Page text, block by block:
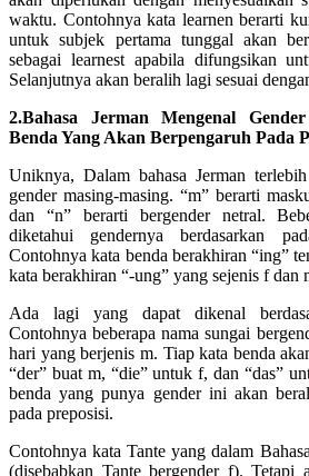
waktu. Contohnya kata learnen berarti
untuk subjek pertama tunggal akan
sebagai learnest apabila difungsikan
Selanjutnya akan beralih lagi sesuai
2.Bahasa Jerman Mengenal
Benda Yang Akan Berpengaruh Pada
Uniknya, Dalam bahasa Jerman
gender masing-masing. “m” berarti
dan “n” berarti bergender netral.
diketahui gendernya berdasarkan
Contohnya kata benda berakhiran “ing”
kata berakhiran “-ung” yang sejenis f dan
Ada lagi yang dapat dikenal
Contohnya beberapa nama sungai
hari yang berjenis m. Tiap kata benda
“der” buat m, “die” untuk f, dan “das”
benda yang punya gender ini akan
pada preposisi.
Contohnya kata Tante yang dalam
(disebabkan Tante bergender f). Tetapi